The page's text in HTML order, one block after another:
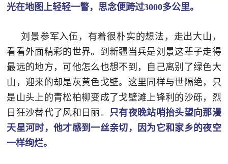
知
识
国
防
知
识
全
民
国
防
全
子
光在地图上轻轻一瞥，思念便跨过3000多公里。
刘景参军入伍，有着很朴实的想法，走出大山，
看看外面精彩的世界。到新疆当兵是刘景这辈子走得
最远的地方，可他怎么也想不到，自己离别了绿色大
山，迎来的却是灰黄色戈壁。这里同样与世隔绝，只
是山头上的青松柏柳变成了戈壁滩上锋利的沙砾，烈
日狂沙替代了风和日丽。 只有夜晚站哨抬头望向那漫
天星河时，他才感到一丝亲切，
因为它和家乡的夜空
一样绚烂。